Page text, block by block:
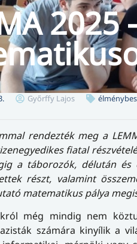
Győrffy Lajos
rendezték meg a
fiatal
a táborozók, délután és
részt, valamint
matematikus pálya
még mindig nem
számára kinyílik a